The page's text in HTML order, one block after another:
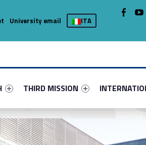
7520-5
#link-menu-primary-26857-9
Link identifier #link-menu-primary-
THIRD MISSION
Link identifier
University email ITA